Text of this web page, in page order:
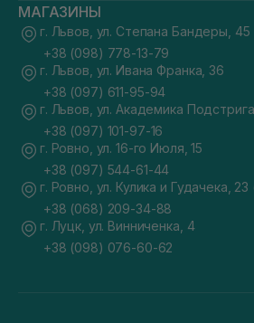
МАГАЗИНЫ
г. Львов, ул. Степана Бандеры, 45
+38 (098) 778-13-79
г. Львов, ул. Ивана Франка, 36
+38 (097) 611-95-94
г. Львов, ул. Академика
+38 (097) 101-97-16
г. Ровно, ул. 16-го Июля, 15
+38 (097) 544-61-44
г. Ровно, ул. Кулика и Гудачека,
+38 (068) 209-34-88
г. Луцк, ул. Винниченка, 4
+38 (098) 076-60-62